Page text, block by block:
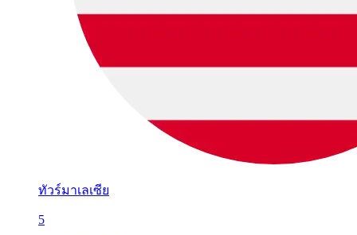
ทัวร์มาเลเซีย
5